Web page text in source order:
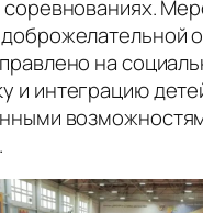
соревнованиях.
на
и интеграцию